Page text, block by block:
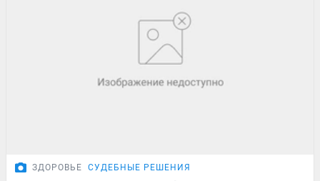
ЗДОРОВЬЕ СУДЕБНЫЕ РЕШЕНИЯ